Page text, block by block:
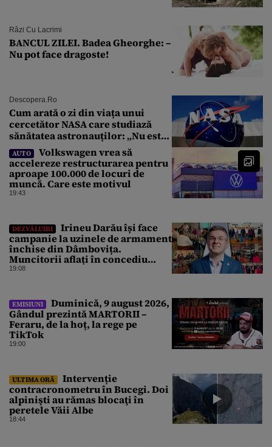
Râzi Cu Lacrimi
BANCUL ZILEI. Badea Gheorghe: –
Nu pot face dragoste!
Descopera.ro
Cum arată o zi din viața unui
cercetător NASA care studiază
sănătatea astronauților: „Nu este
o știință complicată”
AUTO
Volkswagen vrea să
accelereze restructurarea pentru
aproape 100.000 de locuri de
muncă. Care este motivul
19:43
DEZVĂLUIRI
Irineu Darău își face
campanie la uzinele de armament
închise din Dâmbovița.
Muncitorii aflați în concediu
forțat din cauza lipsei comenzilor
19:08
EMISIUNI
Duminică, 9 august 2026,
Gândul prezintă MARTORII –
Feraru, de la hoț, la rege pe
TikTok
19:00
ULTIMA ORĂ
Intervenție
contracronometru în Bucegi. Doi
alpinişti au rămas blocaţi în
peretele Văii Albe
18:44